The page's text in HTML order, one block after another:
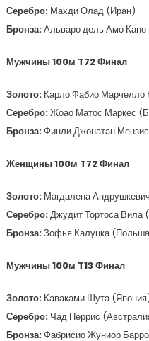
Серебро: Махди Олад (Иран)
Бронза:Альваро дель Амо
Мужчины 100м T72 Финал
Золото: Карло Фабио Марчелло
Серебро:Жоао Матос Маркес
Бронза:Финли Джонатан
Женщины 100м T72 Финал
Золото: Магдалена
Серебро:Джудит Тортоса Вила
Бронза:Зофья Калуцка
Мужчины 100м T13 Финал
Золото: Каваками Шута
Серебро: Чад Перрис
Бронза:Фабрисио Жуниор